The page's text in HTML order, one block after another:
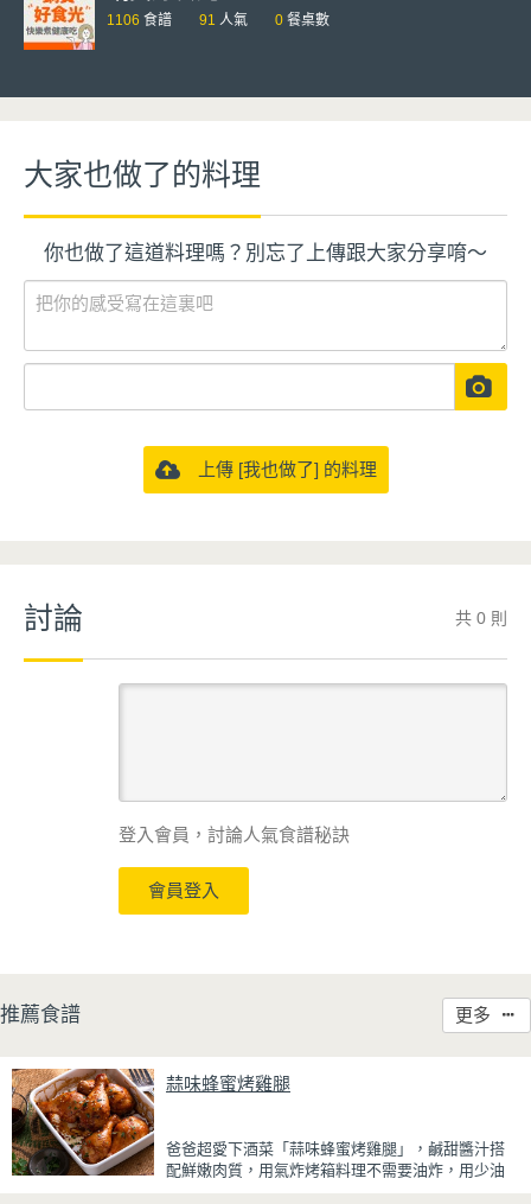
1106 食譜 91 人氣 0 餐桌數
大家也做了的料理
你也做了這道料理嗎？別忘了上傳跟大家分享唷～
上傳 [我也做了] 的料理
討論 共 0 則
登入會員，討論人氣食譜秘訣
會員登入
推薦食譜 更多
蒜味蜂蜜烤雞腿
爸爸超愛下酒菜「蒜味蜂蜜烤雞腿」，鹹甜醬汁搭
配鮮嫩肉質，用氣炸烤箱料理不需要油炸，用少油